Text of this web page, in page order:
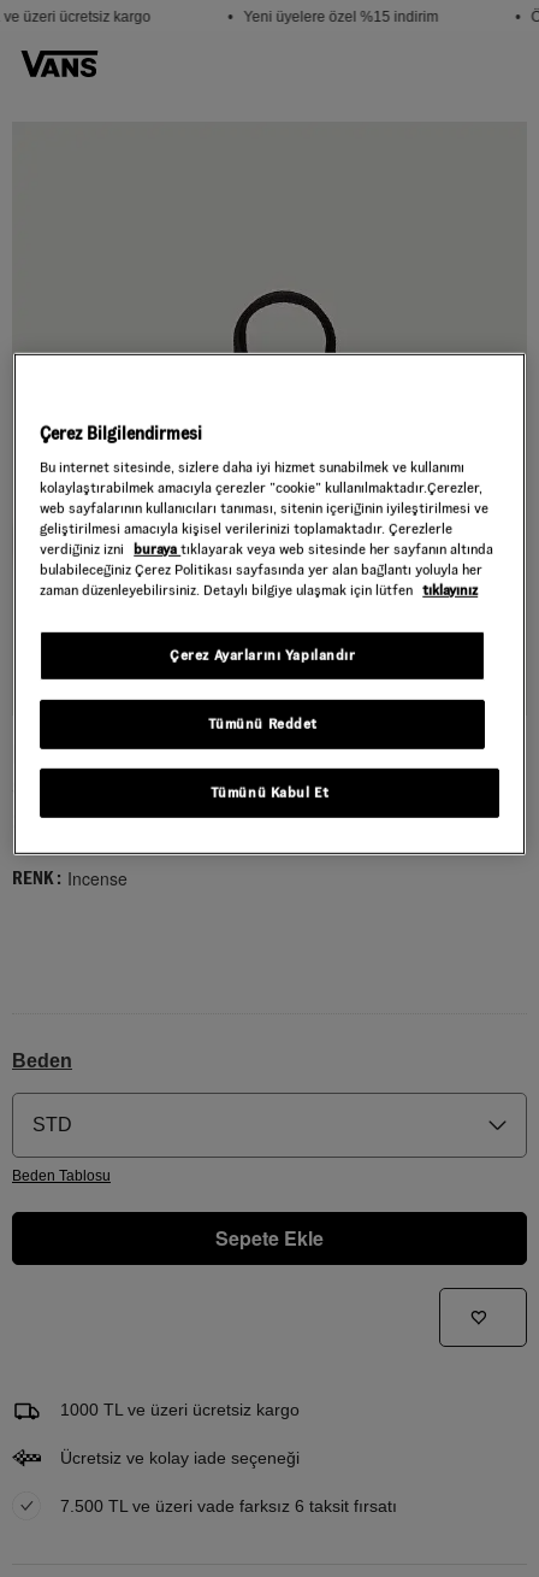
üzeri ücretsiz kargo • Yeni üyelere özel %15 indirim •
MICRO PERGS TOTE ÇANTA AKSESUARI
Style : VN000Q9C4MG1
1.099,00 TL
RENK : Incense
Beden
STD
Beden Tablosu
Sepete Ekle
Email Adresi
1000 TL ve üzeri ücretsiz kargo
Ücretsiz ve kolay iade seçeneği
7.500 TL ve üzeri vade farksız 6 taksit fırsatı
Çerez Bilgilendirmesi
Bu internet sitesinde, sizlere daha iyi hizmet sunabilmek ve kullanımı
kolaylaştırabilmek amacıyla çerezler ”cookie” kullanılmaktadır.Çerezler,
web sayfalarının kullanıcıları tanıması, sitenin içeriğinin iyileştirilmesi ve
geliştirilmesi amacıyla kişisel verilerinizi toplamaktadır. Çerezlerle
verdiğiniz izni
burayatıklayarak veya web sitesinde her sayfanın altında
bulabileceğiniz Çerez Politikası sayfasında yer alan bağlantı yoluyla her
zaman düzenleyebilirsiniz. Detaylı bilgiye ulaşmak için lütfen tıklayınız
Tümünü Reddet
Tümünü Kabul Et
Çerez Ayarlarını Yapılandır